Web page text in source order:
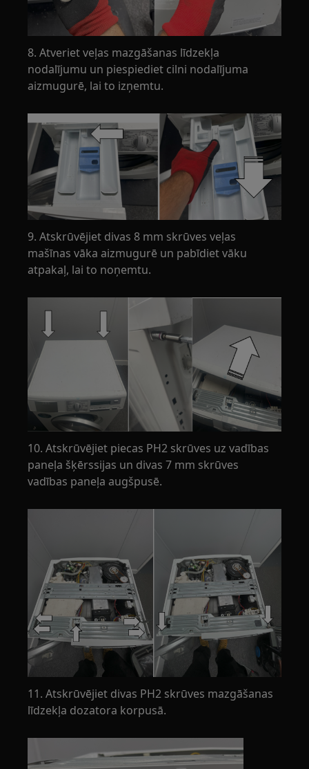
8. Atveriet veļas mazgāšanas līdzekļa
nodalījumu un piespiediet cilni nodalījuma
aizmugurē, lai to izņemtu.
9. Atskrūvējiet divas 8 mm skrūves veļas
mašīnas vāka aizmugurē un pabīdiet vāku
atpakaļ, lai to noņemtu.
10. Atskrūvējiet piecas PH2 skrūves uz vadības
paneļa šķērssijas un divas 7 mm skrūves
vadības paneļa augšpusē.
11. Atskrūvējiet divas PH2 skrūves mazgāšanas
līdzekļa dozatora korpusā.